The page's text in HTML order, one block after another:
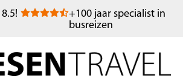
8.5!
+100 jaar specialist in
busreizen